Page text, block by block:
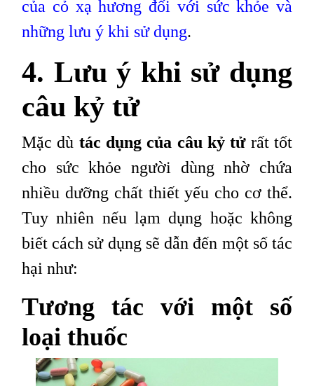
của cỏ xạ hương đối với sức khỏe và
những lưu ý khi sử dụng.
4. Lưu ý khi sử dụng
câu kỷ tử
Mặc dù tác dụng của câu kỷ tửrất tốt
cho sức khỏe người dùng nhờ chứa
nhiều dưỡng chất thiết yếu cho cơ thể.
Tuy nhiên nếu lạm dụng hoặc không
biết cách sử dụng sẽ dẫn đến một số tác
hại như:
Tương tác với một số
loại thuốc